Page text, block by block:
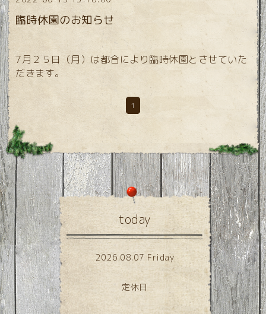
臨時休園のお知らせ
7月２５日（月）は都合により臨時休園とさせていた
だきます。
1
today
2026.08.07 Friday
定休日